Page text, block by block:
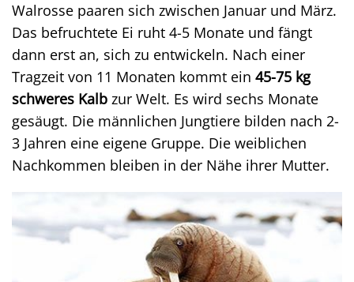
Walrosse paaren sich zwischen Januar und März.
Das befruchtete Ei ruht 4-5 Monate und fängt
dann erst an, sich zu entwickeln. Nach einer
Tragzeit von 11 Monaten kommt ein 45-75 kg
schweres Kalb zur Welt. Es wird sechs Monate
gesäugt. Die männlichen Jungtiere bilden nach 2-
3 Jahren eine eigene Gruppe. Die weiblichen
Nachkommen bleiben in der Nähe ihrer Mutter.